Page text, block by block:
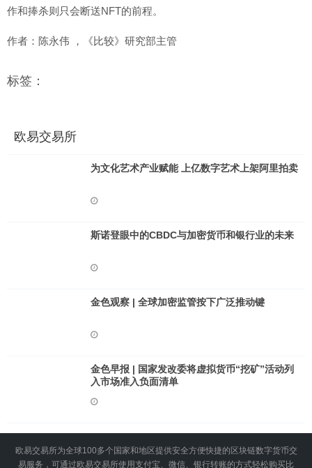
作和捧杀则只会断送NFT的前程。
作者：陈永伟 ，《比较》研究部主管
标签：
欧易交易所
为文化艺术产业赋能 上亿数字艺术上架阿里拍卖
斯诺登眼中的CBDC与加密货币和银行业的未来
金色观察 | 全球加密监管按下广泛推动键
金色早报 | 国家发改委将虚拟货币“挖矿”活动列
入市场准入负面清单
欧易交易所为全球100多个国家和地区提供安全方便快捷的区块链数字货币交
易服务，可通过欧易交易所使用支付宝、微信、银行转账的方式轻松购买比